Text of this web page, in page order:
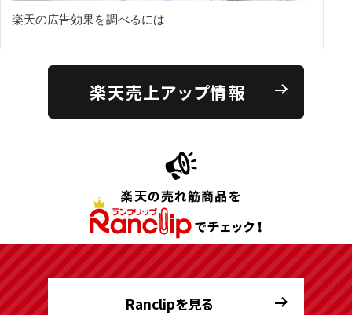
楽天の広告効果を調べるには
楽天売上アップ情報
Ranclipを見る